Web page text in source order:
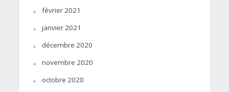
février 2021
janvier 2021
décembre 2020
novembre 2020
octobre 2020